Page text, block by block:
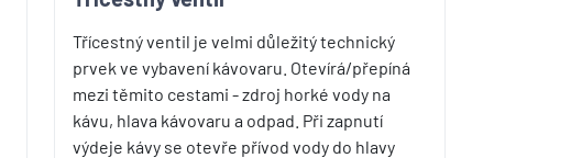
Třícestný ventil je velmi důležitý technický
prvek ve vybavení kávovaru. Otevírá/přepíná
mezi těmito cestami - zdroj horké vody na
kávu, hlava kávovaru a odpad. Při zapnutí
výdeje kávy se otevře přívod vody do hlavy